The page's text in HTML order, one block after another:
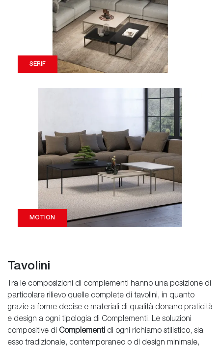
SERIF
MOTION
Tavolini
Tra le composizioni di complementi hanno una posizione di
particolare rilievo quelle complete di tavolini, in quanto
grazie a forme decise e materiali di qualità donano praticità
e design a ogni tipologia di Complementi. Le soluzioni
compositive di Complementi di ogni richiamo stilistico, sia
esso tradizionale, contemporaneo o di design minimale,